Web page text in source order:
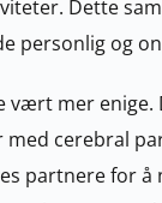
Dette
personlig og
vært mer
cerebral
partnere for